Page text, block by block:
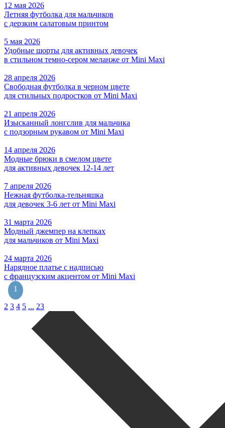
12 мая 2026
Летняя футболка для мальчиков
с дерзким салатовым принтом
5 мая 2026
Удобные шорты для активных девочек
в стильном темно-сером меланже от Mini Maxi
28 апреля 2026
Свободная футболка в черном цвете
для стильных подростков от Mini Maxi
21 апреля 2026
Изысканный лонгслив для мальчика
с подзорным рукавом от Mini Maxi
14 апреля 2026
Модные брюки в смелом цвете
для активных девочек 12-14 лет
7 апреля 2026
Нежная футболка-тельняшка
для девочек 3-6 лет от Mini Maxi
31 марта 2026
Модный джемпер на клепках
для мальчиков от Mini Maxi
24 марта 2026
Нарядное платье с надписью
c французским акцентом от Mini Maxi
1
2 3 4 5 ... 23